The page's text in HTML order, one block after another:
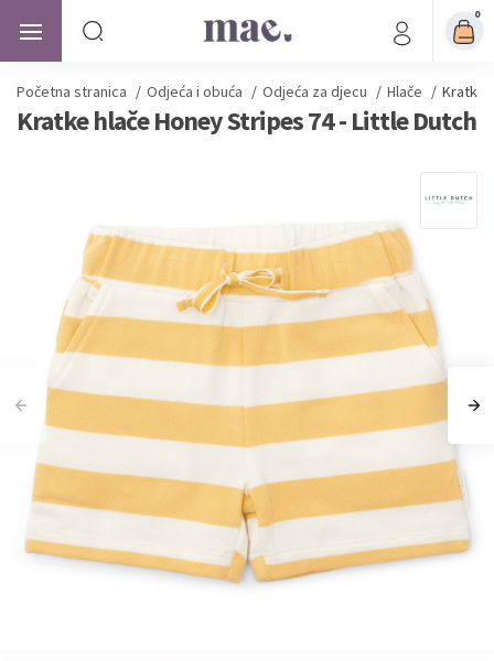
0
Početna stranica / Odjeća i obuća / Odjeća za djecu / Hlače / Kratke
Kratke hlače Honey Stripes 74 - Little Dutch